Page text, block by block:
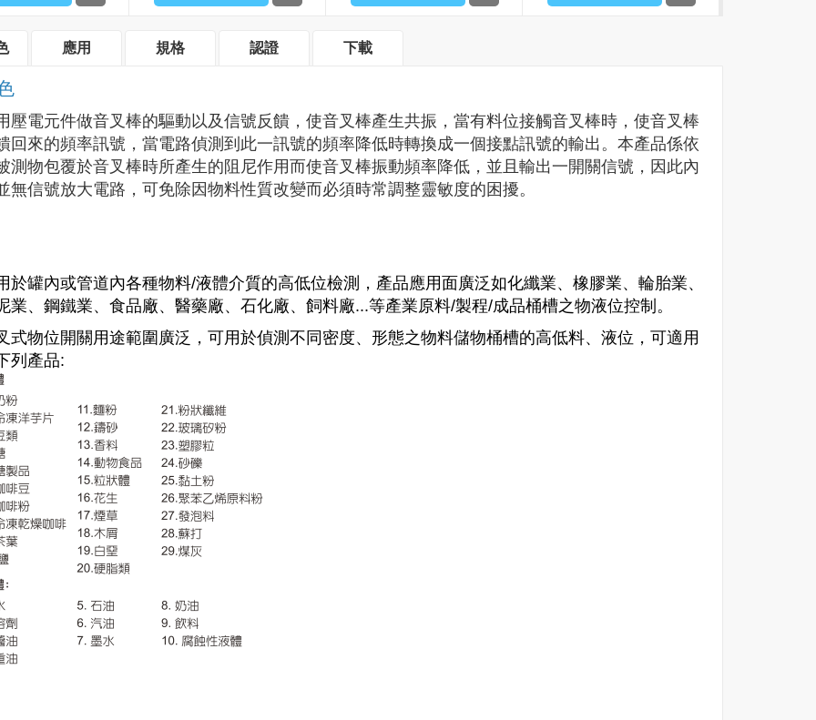
應用 規格 認證 下載
壓電元件做音叉棒的驅動以及信號反饋，使音叉棒產生共振，當有料位接觸音叉棒時，使音叉棒
回來的頻率訊號，當電路偵測到此一訊號的頻率降低時轉換成一個接點訊號的輸出。本產品係依
測物包覆於音叉棒時所產生的阻尼作用而使音叉棒振動頻率降低，並且輸出一開關信號，因此內
無信號放大電路，可免除因物料性質改變而必須時常調整靈敏度的困擾。
於罐內或管道內各種物料/液體介質的高低位檢測，產品應用面廣泛如化纖業、橡膠業、輪胎業、
業、鋼鐵業、食品廠、醫藥廠、石化廠、飼料廠...等產業原料/製程/成品桶槽之物液位控制。
式物位開關用途範圍廣泛，可用於偵測不同密度、形態之物料儲物桶槽的高低料、液位，可適用
列產品: